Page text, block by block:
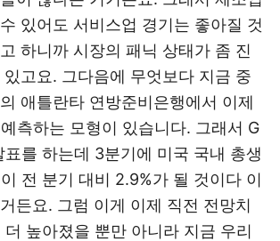
있어도 서비스업 경기는 좋아질 것
하니까 시장의 패닉 상태가 좀 진
고요. 그다음에 무엇보다 지금 중
애틀란타 연방준비은행에서 이제
측하는 모형이 있습니다. 그래서 G
표를 하는데 3분기에 미국 국내 총생
전 분기 대비 2.9%가 될 것이다 이
든요. 그럼 이게 이제 직전 전망치
높아졌을 뿐만 아니라 지금 우리